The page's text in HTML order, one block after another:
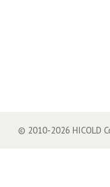
© 2010-2026 HICOLD